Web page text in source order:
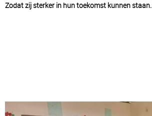
Zodat zij sterker in hun toekomst kunnen staan.